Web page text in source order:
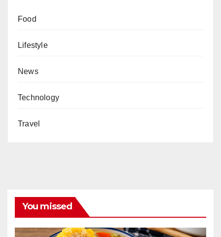
Food
Lifestyle
News
Technology
Travel
You missed